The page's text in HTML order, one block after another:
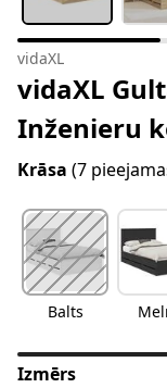
vidaXL
vidaXL
Inženieru
Krāsa (7
Balts
Izmērs